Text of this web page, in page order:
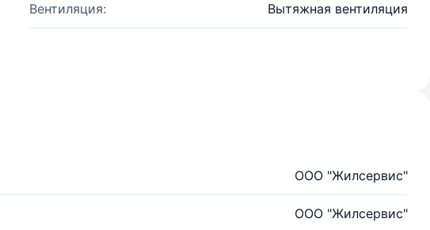
Вентиляция: Вытяжная вентиляция
ООО "Жилсервис"
ООО "Жилсервис"